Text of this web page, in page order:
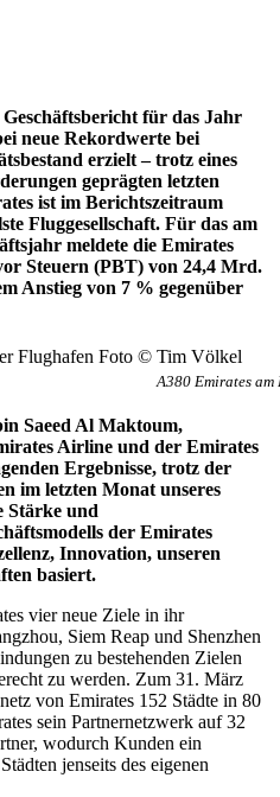
für das Jahr
neue Rekordwerte bei
erzielt – trotz eines
geprägten letzten
ist im Berichtszeitraum
Fluggesellschaft. Für das am
meldete die Emirates
Steuern (PBT) von 24,4 Mrd.
Anstieg von 7 % gegenüber
A380 Emirates
Saeed Al Maktoum,
Airline und der Emirates
Ergebnisse, trotz der
im letzten Monat unseres
Stärke und
der Emirates
Innovation, unseren
basiert.
vier neue Ziele in ihr
Siem Reap und Shenzhen
zu bestehenden Zielen
zu werden. Zum 31. März
von Emirates 152 Städte in 80
sein Partnernetzwerk auf 32
wodurch Kunden ein
jenseits des eigenen